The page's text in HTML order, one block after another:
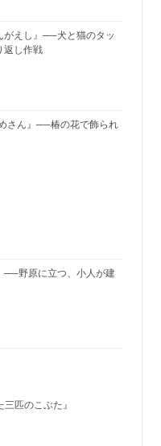
がえし』──犬と猫のタッ
返し作戦
さん』──椿の花で飾られ
──野原に立つ、小人が建
三匹のこぶた』